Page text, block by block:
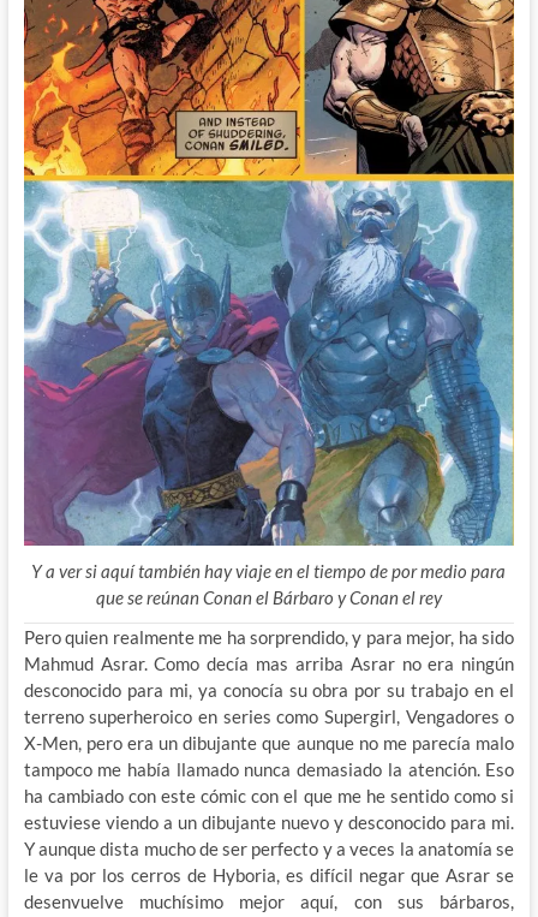
Y a ver si aquí también hay viaje en el tiempo de por medio para
que se reúnan Conan el Bárbaro y Conan el rey
Pero quien realmente me ha sorprendido, y para mejor, ha sido
Mahmud Asrar. Como decía mas arriba Asrar no era ningún
desconocido para mi, ya conocía su obra por su trabajo en el
terreno superheroico en series como Supergirl, Vengadores o
X-Men, pero era un dibujante que aunque no me parecía malo
tampoco me había llamado nunca demasiado la atención. Eso
ha cambiado con este cómic con el que me he sentido como si
estuviese viendo a un dibujante nuevo y desconocido para mi.
Y aunque dista mucho de ser perfecto y a veces la anatomía se
le va por los cerros de Hyboria, es difícil negar que Asrar se
desenvuelve muchísimo mejor aquí, con sus bárbaros,